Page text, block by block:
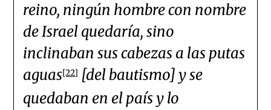
reino, ningún hombre con nombre
de Israel quedaría, sino
inclinaban sus cabezas a las putas
aguas[22][del bautismo] y se
quedaban en el país y lo